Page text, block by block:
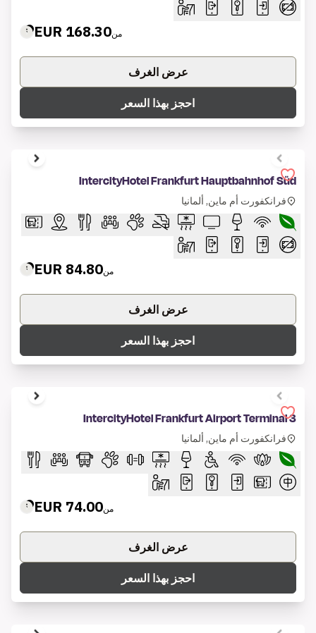
من168.30 EUR
عرض الغرف
احجز بهذا السعر
1 of 4
IntercityHotel Frankfurt Hauptbahnhof Süd
فرانكفورت أم ماين, ألمانيا
من84.80 EUR
عرض الغرف
احجز بهذا السعر
1 of 6
IntercityHotel Frankfurt Airport Terminal 3
فرانكفورت أم ماين, ألمانيا
من74.00 EUR
عرض الغرف
احجز بهذا السعر